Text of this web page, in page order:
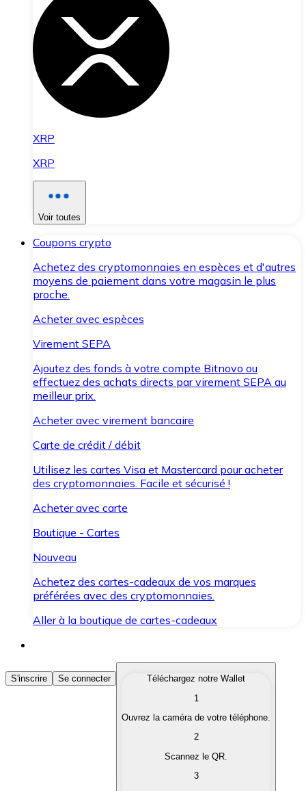
XRP
XRP
Voir toutes
Coupons crypto
Achetez des cryptomonnaies en espèces et d'autres
moyens de paiement dans votre magasin le plus
proche.
Acheter avec espèces
Virement SEPA
Ajoutez des fonds à votre compte Bitnovo ou
effectuez des achats directs par virement SEPA au
meilleur prix.
Acheter avec virement bancaire
Carte de crédit / débit
Utilisez les cartes Visa et Mastercard pour acheter
des cryptomonnaies. Facile et sécurisé !
Acheter avec carte
Boutique - Cartes
Nouveau
Achetez des cartes-cadeaux de vos marques
préférées avec des cryptomonnaies.
Aller à la boutique de cartes-cadeaux
Acheter des Cryptomonnaies
Achetez les cryptomonnaies qui vous intéressent
Convertissez vos cryptomonnaies en monnaie
S'inscrire Se connecter
Téléchargez notre Wallet
1
Ouvrez la caméra de votre téléphone.
2
Scannez le QR.
3